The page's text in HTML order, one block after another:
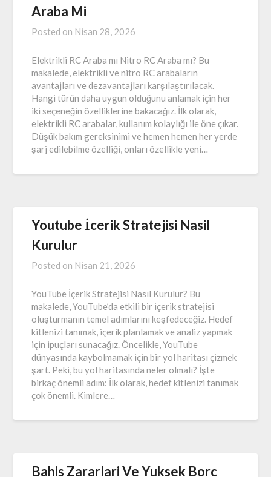
Araba Mi
Posted on Nisan 28, 2026
Elektrikli RC Araba mı Nitro RC Araba mı? Bu
makalede, elektrikli ve nitro RC arabaların
avantajları ve dezavantajları karşılaştırılacak.
Hangi türün daha uygun olduğunu anlamak için her
iki seçeneğin özelliklerine bakacağız. İlk olarak,
elektrikli RC arabalar, kullanım kolaylığı ile öne çıkar.
Düşük bakım gereksinimi ve hemen hemen her yerde
şarj edilebilme özelliği, onları özellikle yeni…
Youtube İcerik Stratejisi Nasil
Kurulur
Posted on Nisan 21, 2026
YouTube İçerik Stratejisi Nasıl Kurulur? Bu
makalede, YouTube’da etkili bir içerik stratejisi
oluşturmanın temel adımlarını keşfedeceğiz. Hedef
kitlenizi tanımak, içerik planlamak ve analiz yapmak
için ipuçları sunacağız. Öncelikle, YouTube
dünyasında kaybolmamak için bir yol haritası çizmek
şart. Peki, bu yol haritasında neler olmalı? İşte
birkaç önemli adım: İlk olarak, hedef kitlenizi tanımak
çok önemli. Kimlere…
Bahis Zararlari Ve Yuksek Borc